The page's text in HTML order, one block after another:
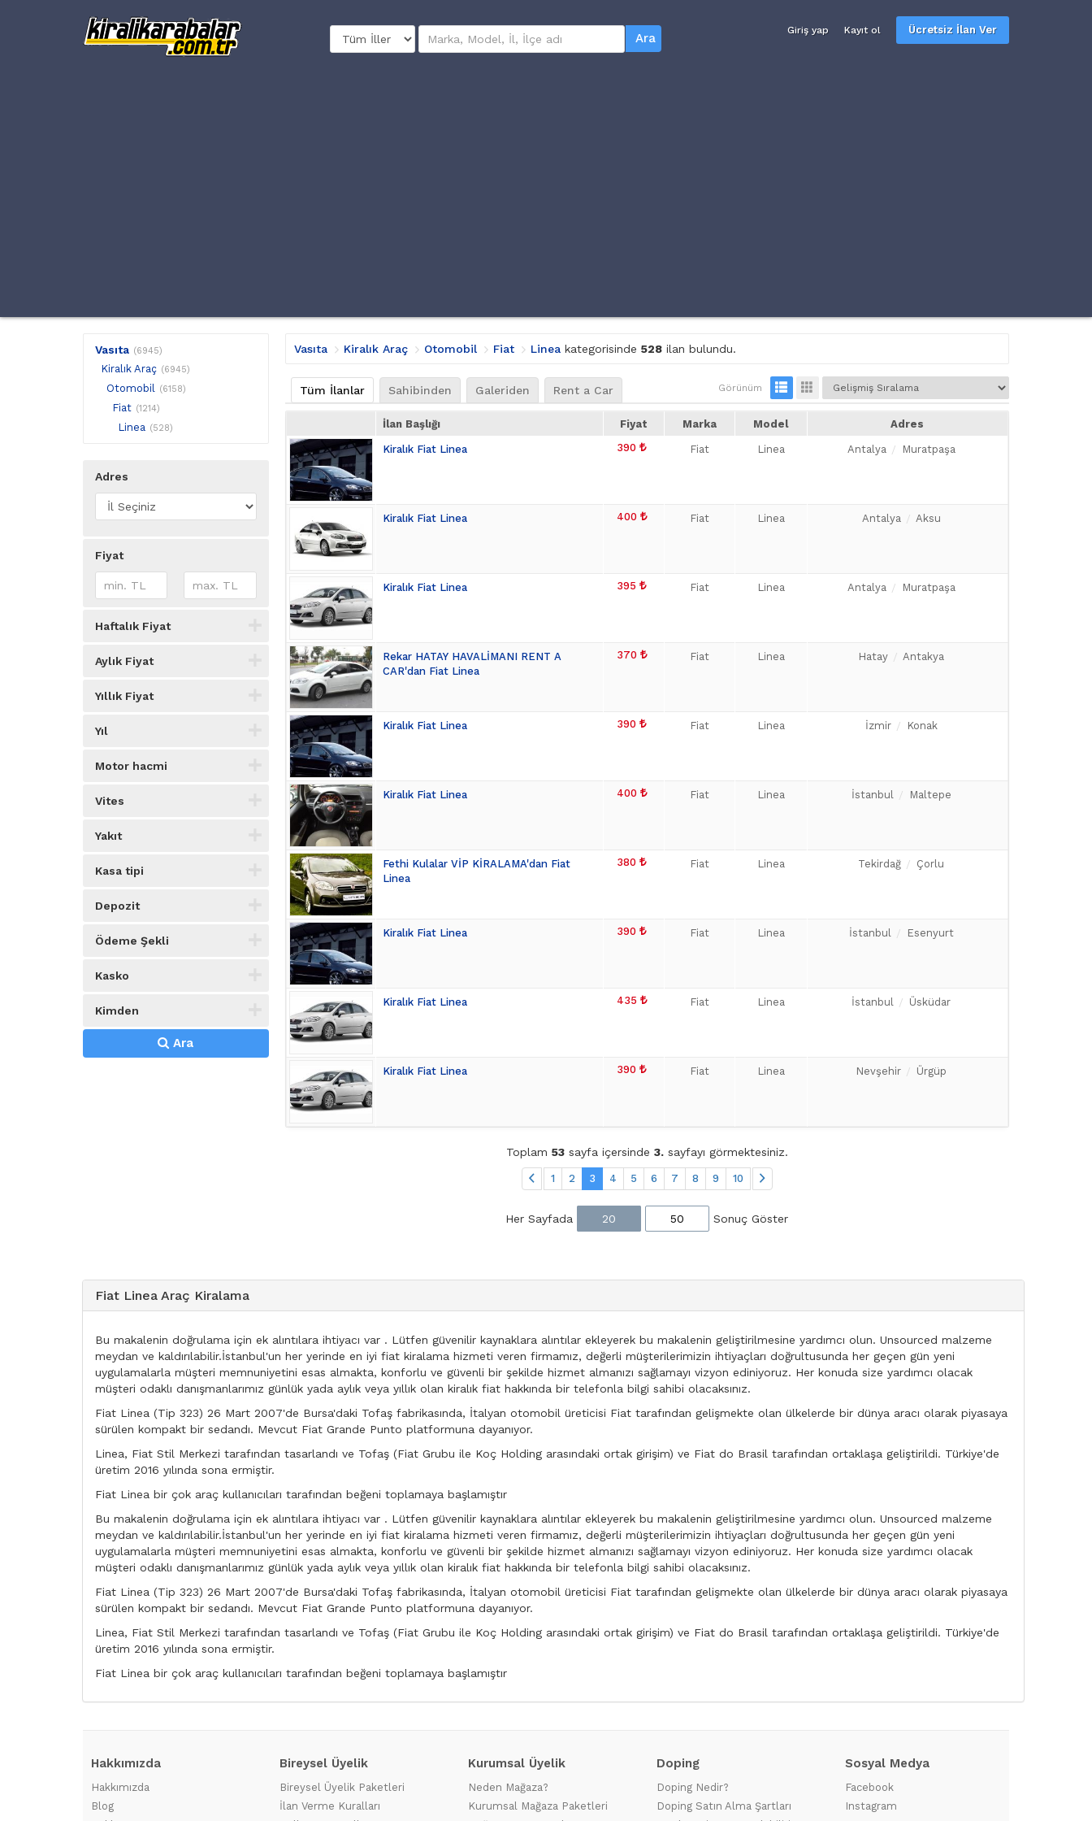
Ara
Giriş yap Kayıt ol Ücretsiz İlan Ver
Vasıta (6945)
Kiralık Araç (6945)
Otomobil (6158)
Fiat (1214)
Linea (528)
Adres
Fiyat
Haftalık Fiyat
Aylık Fiyat
Yıllık Fiyat
Yıl
Motor hacmi
Vites
Yakıt
Kasa tipi
Depozit
Ödeme Şekli
Kasko
Kimden
Ara
Vasıta Kiralık Araç Otomobil Fiat Linea kategorisinde 528ilan bulundu.
Tüm İlanlar Sahibinden Galeriden Rent a Car Görünüm
İlan Başlığı Fiyat Marka Model Adres
Kiralık Fiat Linea 390 Fiat Linea Antalya Muratpaşa
Kiralık Fiat Linea 400 Fiat Linea Antalya Aksu
Kiralık Fiat Linea 395 Fiat Linea Antalya Muratpaşa
Rekar HATAY HAVALİMANI RENT A
CAR'dan Fiat Linea
370 Fiat Linea Hatay Antakya
Kiralık Fiat Linea 390 Fiat Linea İzmir Konak
Kiralık Fiat Linea 400 Fiat Linea İstanbul Maltepe
Fethi Kulalar VİP KİRALAMA'dan Fiat
Linea
380 Fiat Linea Tekirdağ Çorlu
Kiralık Fiat Linea 390 Fiat Linea İstanbul Esenyurt
Kiralık Fiat Linea 435 Fiat Linea İstanbul Üsküdar
Kiralık Fiat Linea 390 Fiat Linea Nevşehir Ürgüp
Toplam 53sayfa içersinde 3.sayfayı görmektesiniz.
1 2 3 4 5 6 7 8 9 10
Her Sayfada 20 50 Sonuç Göster
Fiat Linea Araç Kiralama
Bu makalenin doğrulama için ek alıntılara ihtiyacı var . Lütfen güvenilir kaynaklara alıntılar ekleyerek bu makalenin geliştirilmesine yardımcı olun. Unsourced malzeme
meydan ve kaldırılabilir.İstanbul'un her yerinde en iyi fiat kiralama hizmeti veren firmamız, değerli müşterilerimizin ihtiyaçları doğrultusunda her geçen gün yeni
uygulamalarla müşteri memnuniyetini esas almakta, konforlu ve güvenli bir şekilde hizmet almanızı sağlamayı vizyon ediniyoruz. Her konuda size yardımcı olacak
müşteri odaklı danışmanlarımız günlük yada aylık veya yıllık olan kiralık fiat hakkında bir telefonla bilgi sahibi olacaksınız.
Fiat Linea (Tip 323) 26 Mart 2007'de Bursa'daki Tofaş fabrikasında, İtalyan otomobil üreticisi Fiat tarafından gelişmekte olan ülkelerde bir dünya aracı olarak piyasaya
sürülen kompakt bir sedandı. Mevcut Fiat Grande Punto platformuna dayanıyor.
Linea, Fiat Stil Merkezi tarafından tasarlandı ve Tofaş (Fiat Grubu ile Koç Holding arasındaki ortak girişim) ve Fiat do Brasil tarafından ortaklaşa geliştirildi. Türkiye'de
üretim 2016 yılında sona ermiştir.
Fiat Linea bir çok araç kullanıcıları tarafından beğeni toplamaya başlamıştır
Bu makalenin doğrulama için ek alıntılara ihtiyacı var . Lütfen güvenilir kaynaklara alıntılar ekleyerek bu makalenin geliştirilmesine yardımcı olun. Unsourced malzeme
meydan ve kaldırılabilir.İstanbul'un her yerinde en iyi fiat kiralama hizmeti veren firmamız, değerli müşterilerimizin ihtiyaçları doğrultusunda her geçen gün yeni
uygulamalarla müşteri memnuniyetini esas almakta, konforlu ve güvenli bir şekilde hizmet almanızı sağlamayı vizyon ediniyoruz. Her konuda size yardımcı olacak
müşteri odaklı danışmanlarımız günlük yada aylık veya yıllık olan kiralık fiat hakkında bir telefonla bilgi sahibi olacaksınız.
Fiat Linea (Tip 323) 26 Mart 2007'de Bursa'daki Tofaş fabrikasında, İtalyan otomobil üreticisi Fiat tarafından gelişmekte olan ülkelerde bir dünya aracı olarak piyasaya
sürülen kompakt bir sedandı. Mevcut Fiat Grande Punto platformuna dayanıyor.
Linea, Fiat Stil Merkezi tarafından tasarlandı ve Tofaş (Fiat Grubu ile Koç Holding arasındaki ortak girişim) ve Fiat do Brasil tarafından ortaklaşa geliştirildi. Türkiye'de
üretim 2016 yılında sona ermiştir.
Fiat Linea bir çok araç kullanıcıları tarafından beğeni toplamaya başlamıştır
Hakkımızda
Hakkımızda
Blog
Bireysel Üyelik
Bireysel Üyelik Paketleri
İlan Verme Kuralları
Kurumsal Üyelik
Neden Mağaza?
Kurumsal Mağaza Paketleri
Doping
Doping Nedir?
Doping Satın Alma Şartları
Sosyal Medya
Facebook
Instagram